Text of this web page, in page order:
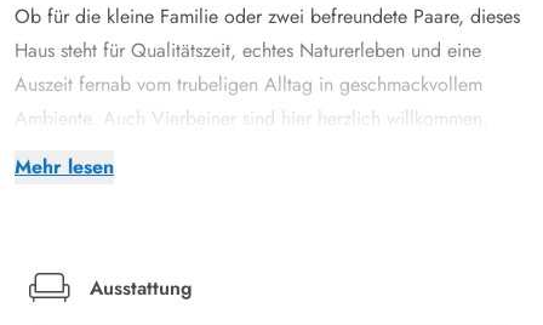
Mehr lesen
Ob für die kleine Familie oder zwei befreundete Paare, dieses
Haus steht für Qualitätszeit, echtes Naturerleben und eine
Auszeit fernab vom trubeligen Alltag in geschmackvollem
Ambiente. Auch Vierbeiner sind hier herzlich willkommen.
So sorgt der knisternde Kaminofen für heimelige Atmosphäre,
gehalten. Internet und deutsch/dänisches Fernsehen stehen
Ausstattung